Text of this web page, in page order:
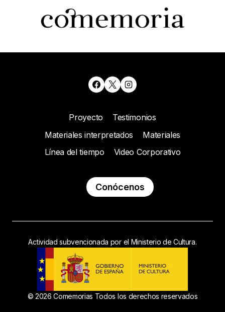
Proyecto
Testimonios
Materiales interpretados
Materiales
Línea del tiempo
Video Corporativo
Conócenos
Actividad subvencionada por el Ministerio de Cultura.
© 2026 Comemorias Todos los derechos reservados